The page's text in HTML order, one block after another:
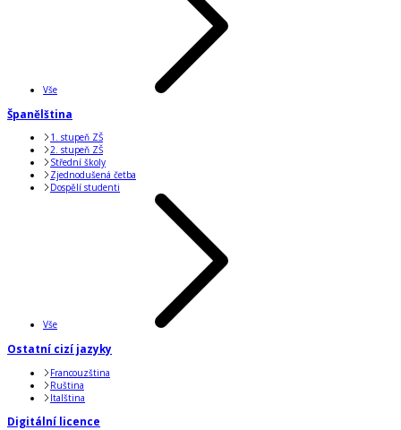
Vše
Španělština
1. stupeň ZŠ
2. stupeň ZŠ
Střední školy
Zjednodušená četba
Dospělí studenti
Vše
Ostatní cizí jazyky
Francouzština
Ruština
Italština
Digitální licence